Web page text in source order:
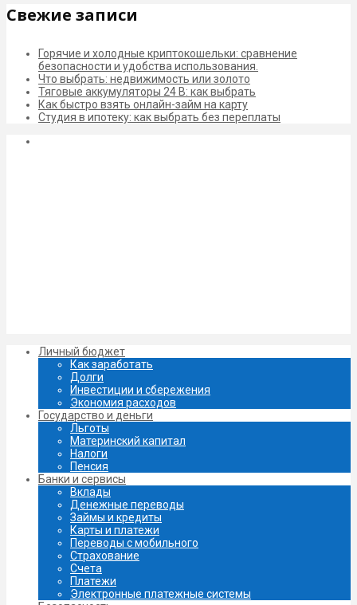
Свежие записи
Горячие и холодные криптокошельки: сравнение
безопасности и удобства использования.
Что выбрать: недвижимость или золото
Тяговые аккумуляторы 24 В: как выбрать
Как быстро взять онлайн-займ на карту
Студия в ипотеку: как выбрать без переплаты
Личный бюджет
Как заработать
Долги
Инвестиции и сбережения
Экономия расходов
Государство и деньги
Льготы
Материнский капитал
Налоги
Пенсия
Банки и сервисы
Вклады
Денежные переводы
Займы и кредиты
Карты и платежи
Переводы с мобильного
Страхование
Счета
Платежи
Электронные платежные системы